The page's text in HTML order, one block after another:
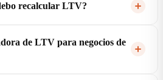
recalcular LTV?
de LTV para negocios de